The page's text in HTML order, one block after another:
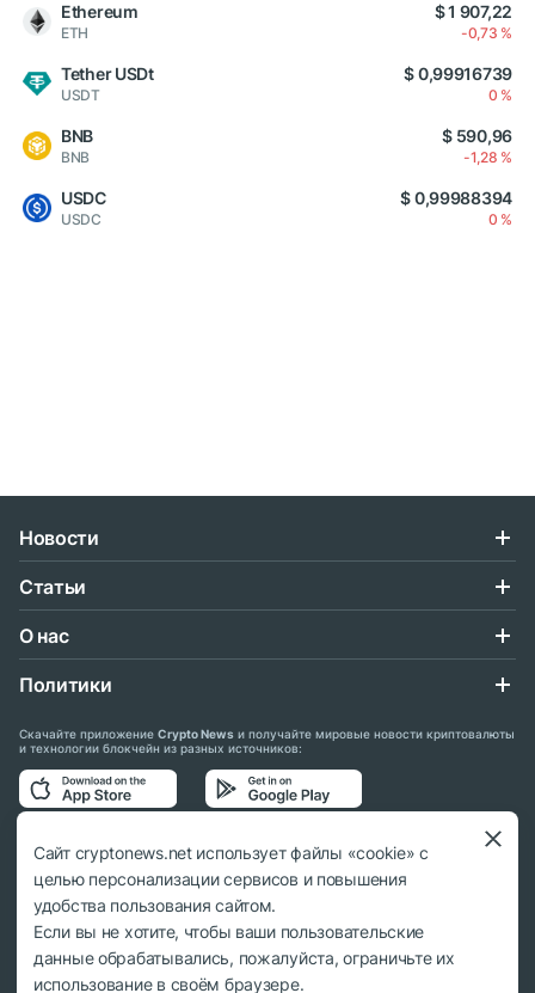
Ethereum
ETH
$ 1 907,22
-0,73 %
Tether USDt
USDT
$ 0,99916739
0 %
BNB
BNB
$ 590,96
-1,28 %
USDC
USDC
$ 0,99988394
0 %
Новости
Статьи
О нас
Политики
Скачайте приложение Crypto News и получайте мировые новости криптовалюты
и технологии блокчейн из разных источников:
Подписывайтесь на нас в социальных сетях:
© 2018 - 2026 Crypto News. При использовании материалов ссылка на
cryptonews.net обязательна.
Сайт cryptonews.net использует файлы «cookie» с
целью персонализации сервисов и повышения
удобства пользования сайтом.
Если вы не хотите, чтобы ваши пользовательские
данные обрабатывались, пожалуйста, ограничьте их
использование в своём браузере.